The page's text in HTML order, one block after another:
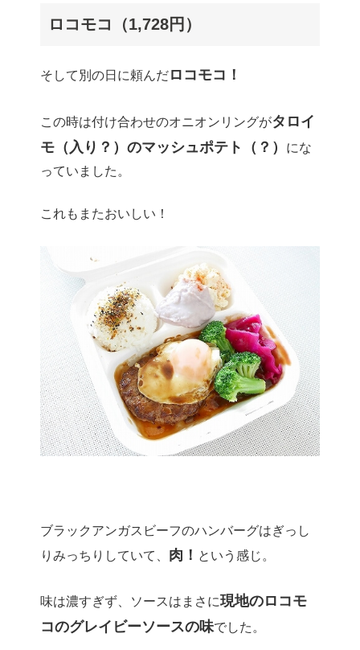
ロコモコ（1,728円）
そして別の日に頼んだロコモコ！
この時は付け合わせのオニオンリングがタロイ
モ（入り？）のマッシュポテト（？）
にな
っていました。
これもまたおいしい！
ブラックアンガスビーフのハンバーグはぎっし
りみっちりしていて、 肉！ という感じ。
味は濃すぎず、ソースはまさに現地のロコモ
コのグレイビーソースの味でした。